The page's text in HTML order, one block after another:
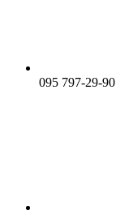
095 797-29-90